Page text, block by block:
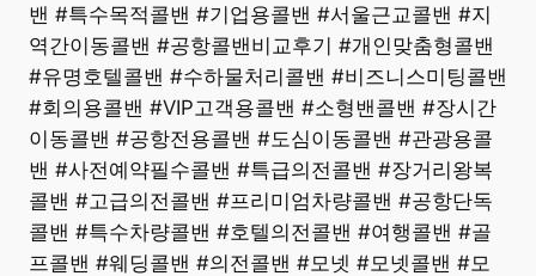
밴 #특수목적콜밴 #기업용콜밴 #서울근교콜밴 #지
역간이동콜밴 #공항콜밴비교후기 #개인맞춤형콜밴
#유명호텔콜밴 #수하물처리콜밴 #비즈니스미팅콜밴
#회의용콜밴 #VIP고객용콜밴 #소형밴콜밴 #장시간
이동콜밴 #공항전용콜밴 #도심이동콜밴 #관광용콜
밴 #사전예약필수콜밴 #특급의전콜밴 #장거리왕복
콜밴 #고급의전콜밴 #프리미엄차량콜밴 #공항단독
콜밴 #특수차량콜밴 #호텔의전콜밴 #여행콜밴 #골
프콜밴 #웨딩콜밴 #의전콜밴 #모넷 #모넷콜밴 #모